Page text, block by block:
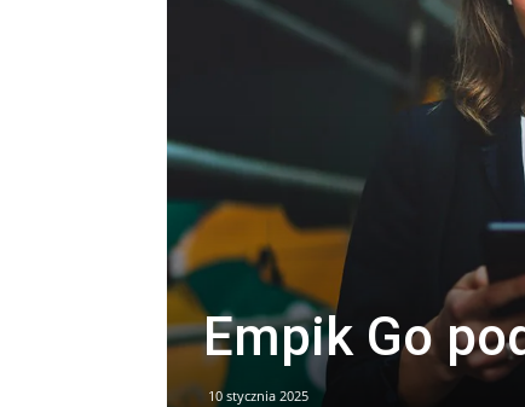
Empik Go
10 stycznia 2025